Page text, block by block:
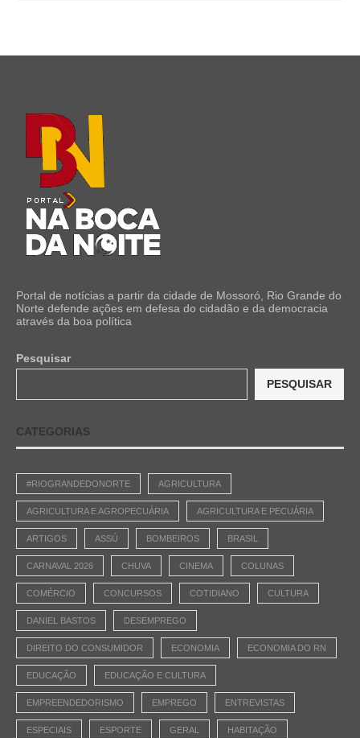
Portal de notícias a partir da cidade de Mossoró, Rio Grande do
Norte defende ações em defesa do cidadão e da democracia
através da boa política
Pesquisar
PESQUISAR
CATEGORIAS
#RIOGRANDEDONORTE AGRICULTURA
AGRICULTURA E AGROPECUÁRIA AGRICULTURA E PECUÁRIA
ARTIGOS ASSÚ BOMBEIROS BRASIL
CARNAVAL 2026 CHUVA CINEMA COLUNAS
COMÉRCIO CONCURSOS COTIDIANO CULTURA
DANIEL BASTOS DESEMPREGO
DIREITO DO CONSUMIDOR ECONOMIA ECONOMIA DO RN
EDUCAÇÃO EDUCAÇÃO E CULTURA
EMPREENDEDORISMO EMPREGO ENTREVISTAS
ESPECIAIS ESPORTE GERAL HABITAÇÃO